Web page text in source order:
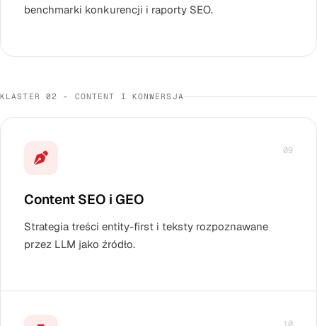
benchmarki konkurencji i raporty SEO.
KLASTER 02 - CONTENT I KONWERSJA
09
Content SEO i GEO
Strategia treści entity-first i teksty rozpoznawane
przez LLM jako źródło.